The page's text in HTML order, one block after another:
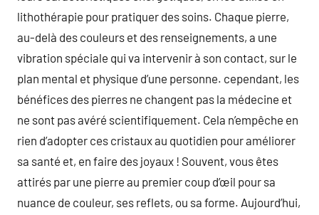
lithothérapie pour pratiquer des soins. Chaque pierre,
au-delà des couleurs et des renseignements, a une
vibration spéciale qui va intervenir à son contact, sur le
plan mental et physique d’une personne. cependant, les
bénéfices des pierres ne changent pas la médecine et
ne sont pas avéré scientifiquement. Cela n’empêche en
rien d’adopter ces cristaux au quotidien pour améliorer
sa santé et, en faire des joyaux ! Souvent, vous êtes
attirés par une pierre au premier coup d’œil pour sa
nuance de couleur, ses reflets, ou sa forme. Aujourd’hui,